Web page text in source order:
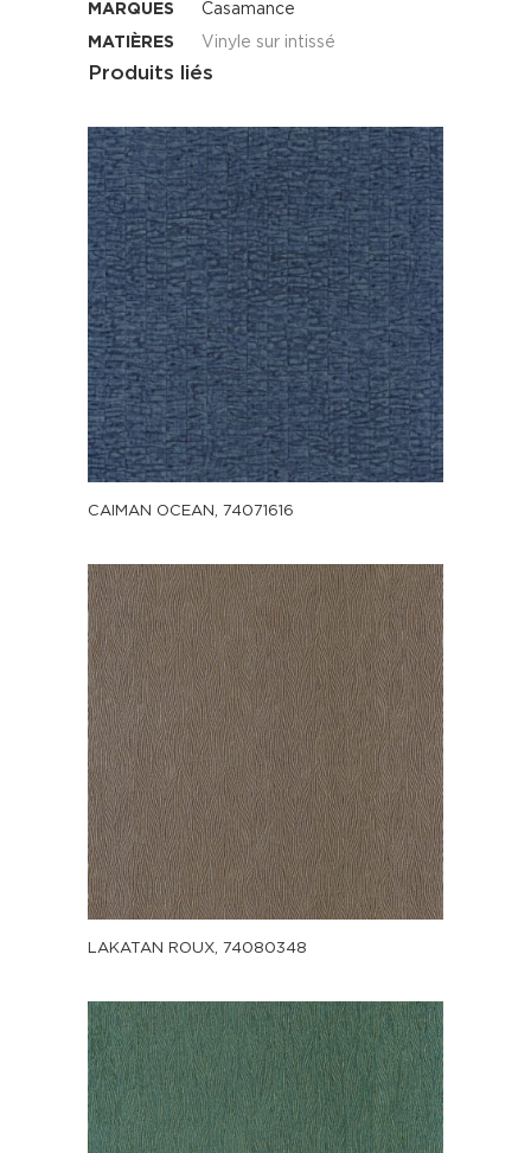
MARQUES
Casamance
MATIÈRES
Vinyle sur intissé
Produits liés
CAIMAN OCEAN, 74071616
LAKATAN ROUX, 74080348